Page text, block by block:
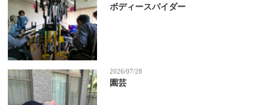
ボディースパイダー
2026/07/28
園芸